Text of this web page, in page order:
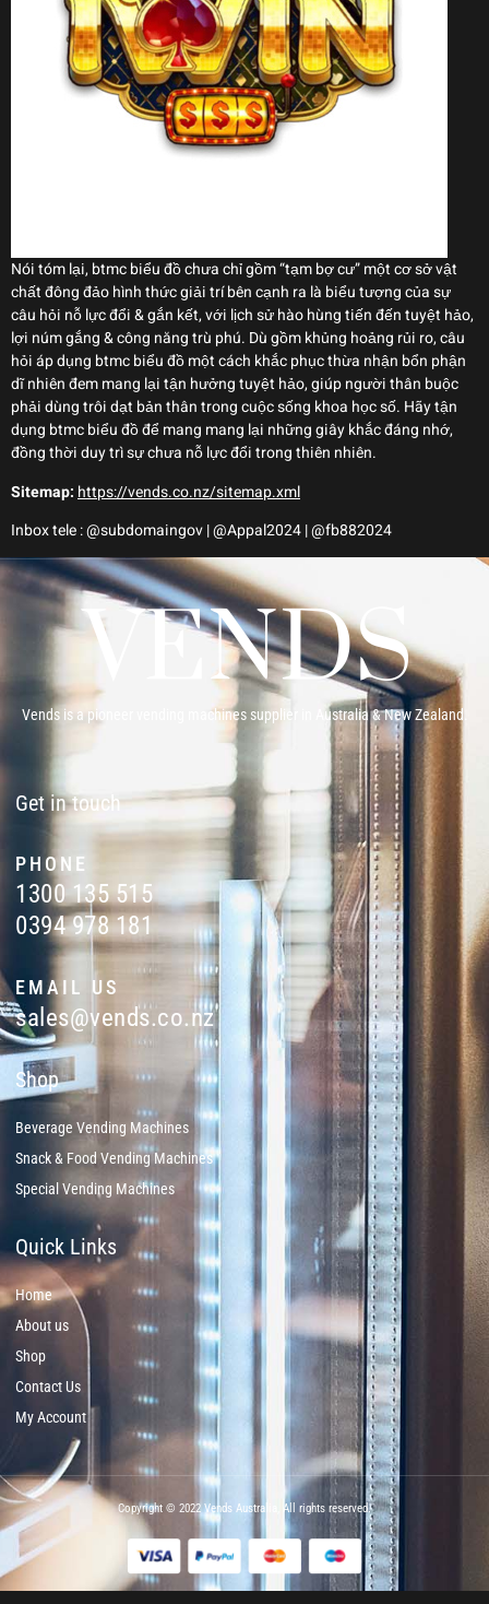
Nói tóm lại, btmc biểu đồ chưa chỉ gồm “tạm bợ cư” một cơ sở vật
chất đông đảo hình thức giải trí bên cạnh ra là biểu tượng của sự
câu hỏi nỗ lực đổi & gắn kết, với lịch sử hào hùng tiến đến tuyệt hảo,
lợi núm gắng & công năng trù phú. Dù gồm khủng hoảng rủi ro, câu
hỏi áp dụng btmc biểu đồ một cách khắc phục thừa nhận bổn phận
dĩ nhiên đem mang lại tận hưởng tuyệt hảo, giúp người thân buộc
phải dùng trôi dạt bản thân trong cuộc sống khoa học số. Hãy tận
dụng btmc biểu đồ để mang mang lại những giây khắc đáng nhớ,
đồng thời duy trì sự chưa nỗ lực đổi trong thiên nhiên.
Sitemap: https://vends.co.nz/sitemap.xml
Inbox tele : @subdomaingov | @Appal2024 | @fb882024
Vends is a pioneer vending machines supplier in Australia & New Zealand.
Get in touch
PHONE
1300 135 515
0394 978 181
EMAIL US
sales@vends.co.nz
Shop
Beverage Vending Machines
Snack & Food Vending Machines
Special Vending Machines
Quick Links
Home
About us
Shop
Contact Us
My Account
Copyright © 2022 Vends Australia, All rights reserved.